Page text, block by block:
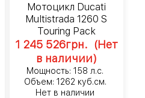
Мотоцикл Ducati
Multistrada 1260 S
Touring Pack
1 245 526грн. (Нет
в наличии)
Мощность: 158 л.с.
Объем: 1262 куб.см.
Нет в наличии